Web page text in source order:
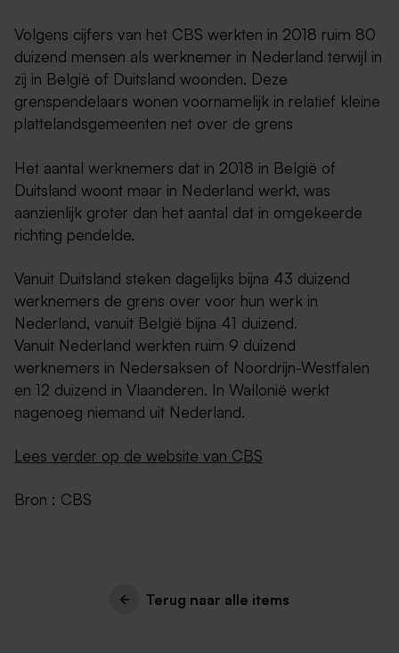
Volgens cijfers van het CBS werkten in 2018 ruim 80
duizend mensen als werknemer in Nederland terwijl in
zij in België of Duitsland woonden. Deze
grenspendelaars wonen voornamelijk in relatief kleine
plattelandsgemeenten net over de grens
Het aantal werknemers dat in 2018 in België of
Duitsland woont maar in Nederland werkt, was
aanzienlijk groter dan het aantal dat in omgekeerde
richting pendelde.
Vanuit Duitsland steken dagelijks bijna 43 duizend
werknemers de grens over voor hun werk in
Nederland, vanuit België bijna 41 duizend.
Vanuit Nederland werkten ruim 9 duizend
werknemers in Nedersaksen of Noordrijn-Westfalen
en 12 duizend in Vlaanderen. In Wallonië werkt
nagenoeg niemand uit Nederland.
Lees verder op de website van CBS
Bron : CBS
Terug naar alle items